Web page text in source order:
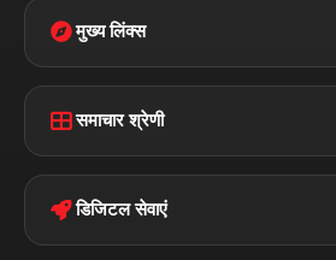
मुख्य लिंक्स
Disclaimer
Privacy Policy
समाचार श्रेणी
पॉलिटिकल
डिजिटल सेवाएं